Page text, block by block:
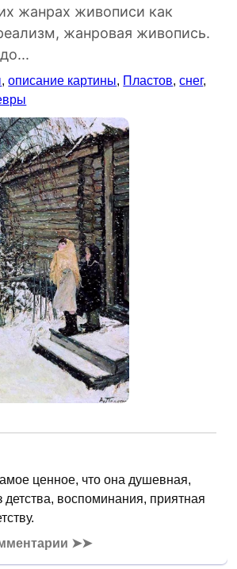
жанрах живописи как
жанровая живопись.
,описание картины, Пластов,снег,
ценное, что она душевная,
детства, воспоминания, приятная
➤➤